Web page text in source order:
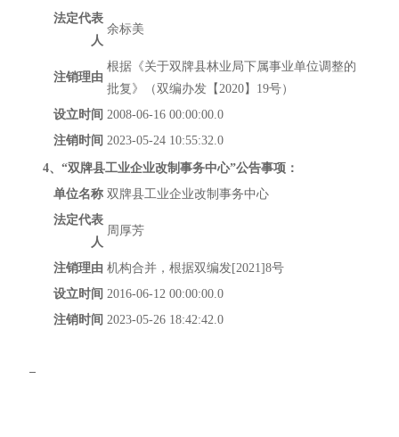
法定代表
人
余标美
注销理由
根据《关于双牌县林业局下属事业单位调整的
批复》（双编办发【2020】 19号）
设立时间 2008-06-16 00:00:00.0
注销时间 2023-05-24 10:55:32.0
4、“双牌县工业企业改制事务中心”公告事项：
单位名称 双牌县工业企业改制事务中心
法定代表
人
周厚芳
注销理由 机构合并，根据双编发[2021]8号
设立时间 2016-06-12 00:00:00.0
注销时间 2023-05-26 18:42:42.0